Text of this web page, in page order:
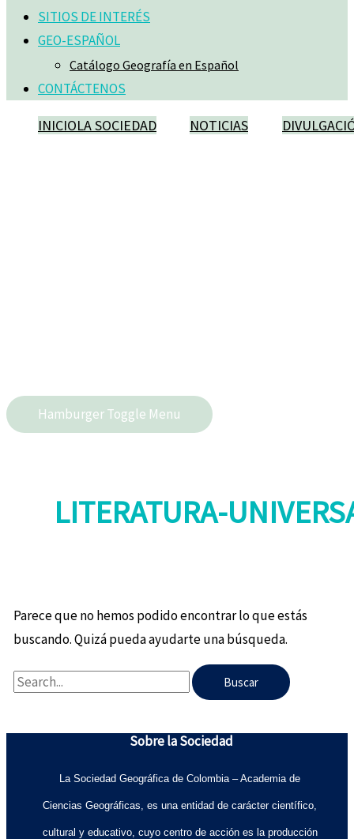
SITIOS DE INTERÉS
GEO-ESPAÑOL
Catálogo Geografía en Español
CONTÁCTENOS
INICIOLA SOCIEDAD NOTICIAS
Hamburger Toggle Menu
LITERATURA-
Parece que no hemos podido encontrar lo que estás
buscando. Quizá pueda ayudarte una búsqueda.
Sobre la Sociedad
La Sociedad Geográfica de Colombia – Academia de
Ciencias Geográficas, es una entidad de carácter científico,
cultural y educativo, cuyo centro de acción es la producción